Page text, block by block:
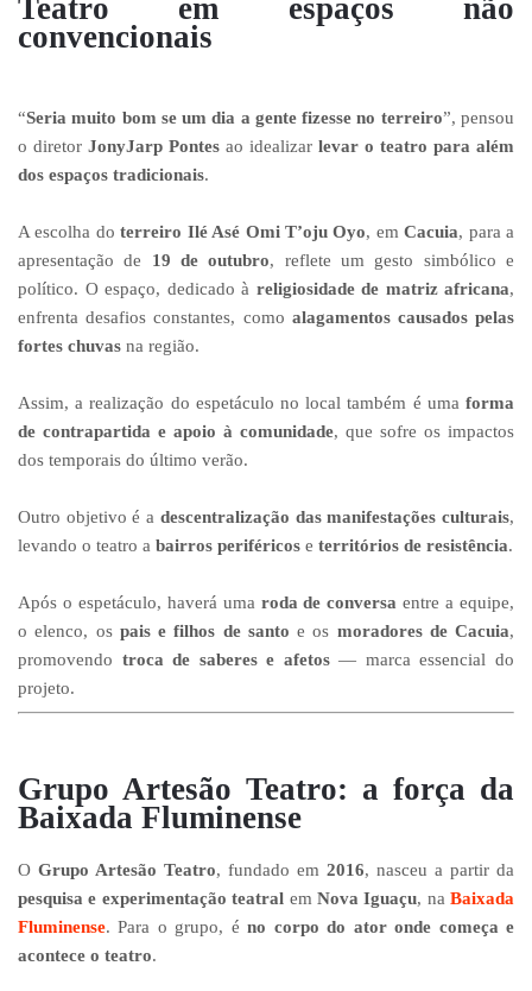
Teatro em espaços não
convencionais
“Seria muito bom se um dia a gente fizesse no terreiro”, pensou
o diretor JonyJarp Pontes ao idealizar levar o teatro para além
dos espaços tradicionais.
A escolha doterreiro Ilé Asé Omi T’oju Oyo, emCacuia, para a
apresentação de 19 de outubro, reflete um gesto simbólico e
político. O espaço, dedicado à religiosidade de matriz africana,
enfrenta desafios constantes, como alagamentos causados pelas
fortes chuvas na região.
Assim, a realização do espetáculo no local também é uma forma
de contrapartida e apoio à comunidade, que sofre os impactos
dos temporais do último verão.
Outro objetivo é a descentralização das manifestações culturais,
levando o teatro a bairros periféricos e territórios de resistência.
Após o espetáculo, haverá uma roda de conversa entre a equipe,
o elenco, os pais e filhos de santo e os moradores de Cacuia,
promovendo troca de saberes e afetos— marca essencial do
projeto.
Grupo Artesão Teatro: a força da
Baixada Fluminense
O Grupo Artesão Teatro, fundado em 2016, nasceu a partir da
pesquisa e experimentação teatral em Nova Iguaçu, na Baixada
Fluminense. Para o grupo, éno corpo do ator onde começa e
acontece o teatro.